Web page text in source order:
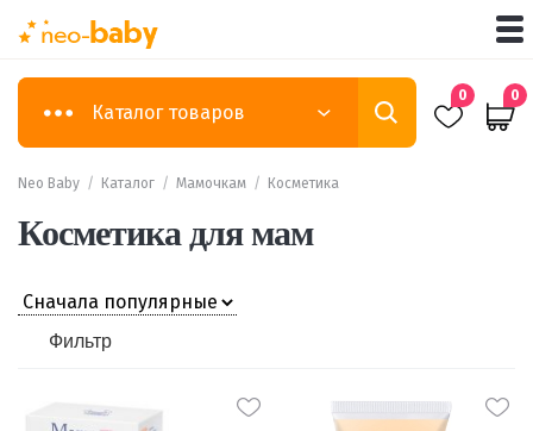
Каталог товаров
0 0
Neo Baby / Каталог / Мамочкам / Косметика
Косметика для мам
Фильтр